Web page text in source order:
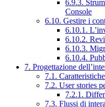
6.9.3.
Console
6.10. Gestire i
6.10.1.
6.10.2.
6.10.3.
6.10.4.
7. Progettazione
7.1.
7.2. User stories
7.2.1.
7.3. Flussi di